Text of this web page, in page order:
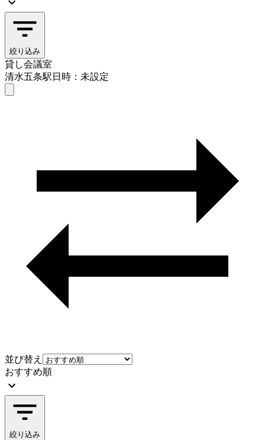
絞り込み
貸し会議室
清水五条駅日時：未設定
並び替え
おすすめ順
絞り込み